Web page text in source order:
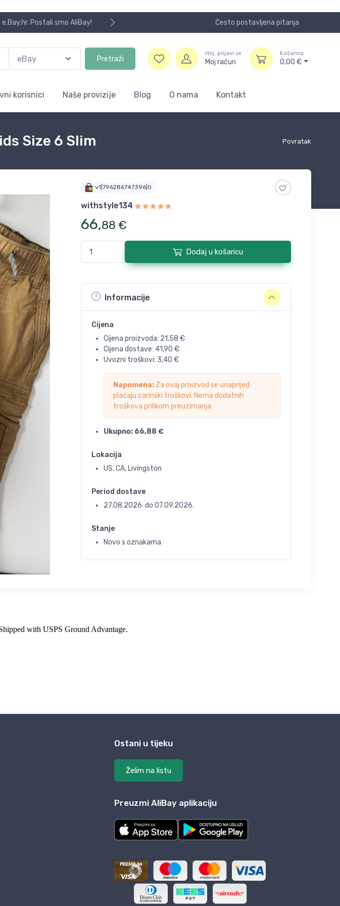
e.Bay.hr. Postali smo AliBay! Često postavljena pitanja
Pretraži
Hej, prijavi se
Moj račun
Košarica
0,00 €
korisnici Naše provizije Blog O nama Kontakt
Povratak
Size 6 Slim
v1|796286747396|0
withstyle134
66,88 €
Dodaj u košaricu
Informacije
Cijena
Cijena proizvoda: 21,58 €
Cijena dostave: 41,90 €
Uvozni troškovi: 3,40 €
Napomena:Za ovaj proizvod se unaprijed
plaćaju carinski troškovi. Nema dodatnih
troškova prilikom preuzimanja.
Ukupno: 66,88 €
Lokacija
US, CA, Livingston
Period dostave
27.08.2026. do 07.09.2026.
Stanje
Novo s oznakama
Ostani u tijeku
Želim na listu
Preuzmi AliBay aplikaciju